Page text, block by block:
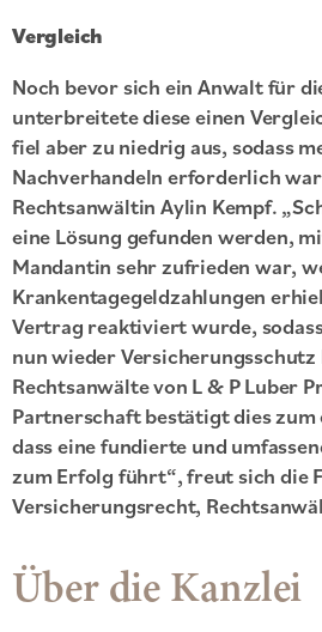
Vergleich
Noch bevor sich ein Anwalt für
unterbreitete diese einen
fiel aber zu niedrig aus, sodass
Nachverhandeln erforderlich
Rechtsanwältin Aylin Kempf.
eine Lösung gefunden werden,
Mandantin sehr zufrieden war,
Krankentagegeldzahlungen
Vertrag reaktiviert wurde,
nun wieder Versicherungsschutz
Rechtsanwälte von L & P Luber
Partnerschaft bestätigt dies
dass eine fundierte und
zum Erfolg führt“, freut sich die
Versicherungsrecht,
Über die Kanzlei